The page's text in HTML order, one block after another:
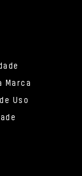
Marca
Uso